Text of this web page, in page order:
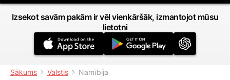
Izsekot savām pakām ir vēl vienkāršāk, izmantojot mūsu
lietotni
Sākums Valstis Namībija